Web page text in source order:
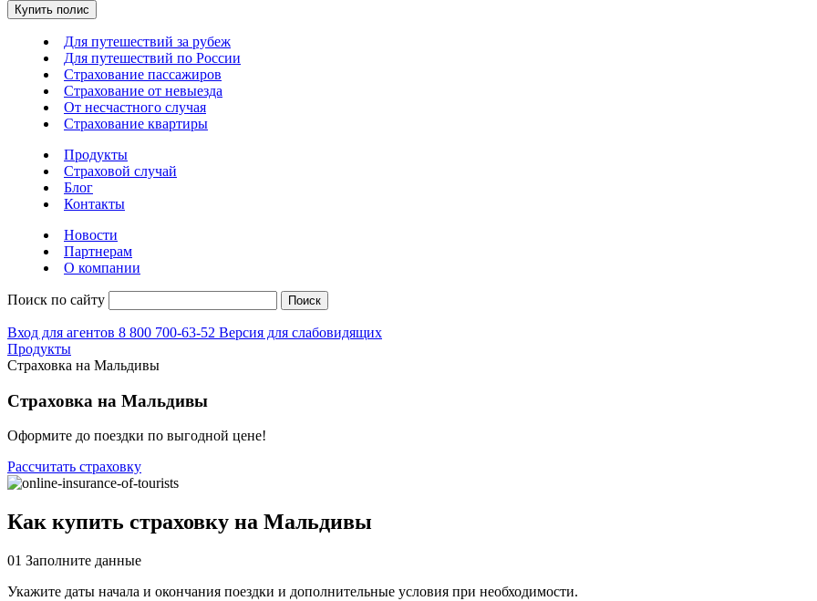
Купить полис
Для путешествий за рубеж
Для путешествий по России
Страхование пассажиров
Страхование от невыезда
От несчастного случая
Страхование квартиры
Продукты
Страховой случай
Блог
Контакты
Новости
Партнерам
О компании
Поиск по сайту Поиск
Вход для агентов 8 800 700-63-52 Версия для слабовидящих
Продукты
Страховка на Мальдивы
Страховка на Мальдивы
Оформите до поездки по выгодной цене!
Рассчитать страховку
Как купить страховку на Мальдивы
01 Заполните данные
Укажите даты начала и окончания поездки и дополнительные условия при необходимости.